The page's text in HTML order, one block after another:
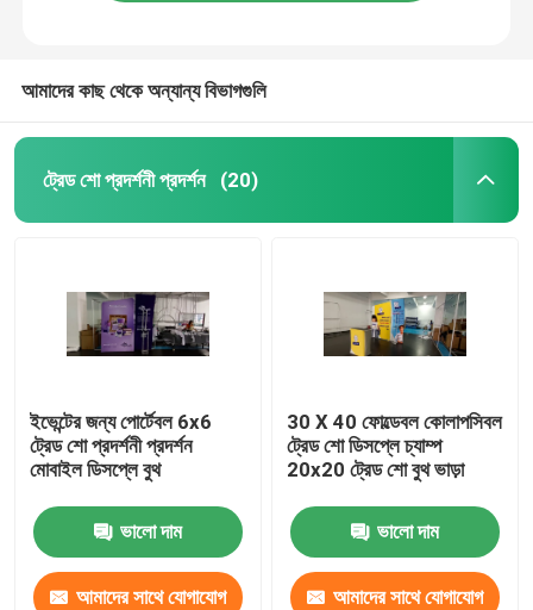
আমাদের কাছ থেকে অন্যান্য বিভাগগুলি
ট্রেড শো প্রদর্শনী প্রদর্শন (20)
ইভেন্টের জন্য পোর্টেবল 6x6
ট্রেড শো প্রদর্শনী প্রদর্শন
মোবাইল ডিসপ্লে বুথ
ভালো দাম
আমাদের সাথে যোগাযোগ
30 X 40 ফোল্ডেবল কোলাপসিবল
ট্রেড শো ডিসপ্লে চ্যাম্প
20x20 ট্রেড শো বুথ ভাড়া
ভালো দাম
আমাদের সাথে যোগাযোগ